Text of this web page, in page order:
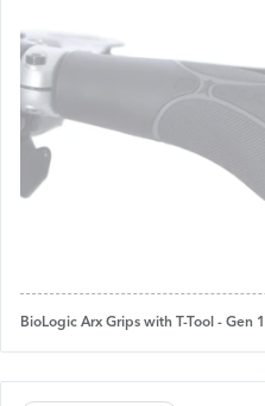
BioLogic Arx Grips with T-Tool - Gen 1